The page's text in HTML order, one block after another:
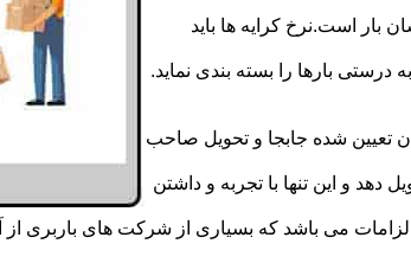
بار است.نرخ کرایه ها باید
درستی بارها را بسته بندی نماید.
تعیین شده جابجا و تحویل صاحب
دهد و این تنها با تجربه و داشتن
الزامات می باشد که بسیاری از شرکت های